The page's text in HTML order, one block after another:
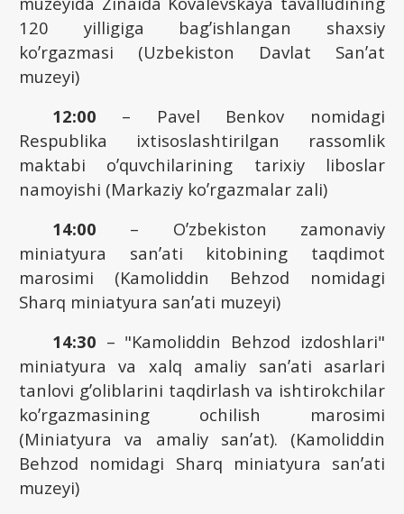
120 yilligiga bagʼishlangan shaxsiy
koʼrgazmasi (Uzbekiston Davlat Sanʼat
muzeyi)
12:00 – Pavel Benkov nomidagi
Respublika ixtisoslashtirilgan rassomlik
maktabi oʼquvchilarining tarixiy liboslar
namoyishi (Markaziy koʼrgazmalar zali)
14:00 – Oʼzbekiston zamonaviy
miniatyura sanʼati kitobining taqdimot
marosimi (Kamoliddin Behzod nomidagi
Sharq miniatyura sanʼati muzeyi)
14:30 – "Kamoliddin Behzod izdoshlari"
miniatyura va xalq amaliy sanʼati asarlari
tanlovi gʼoliblarini taqdirlash va ishtirokchilar
koʼrgazmasining ochilish marosimi
(Miniatyura va amaliy sanʼat). (Kamoliddin
Behzod nomidagi Sharq miniatyura sanʼati
muzeyi)